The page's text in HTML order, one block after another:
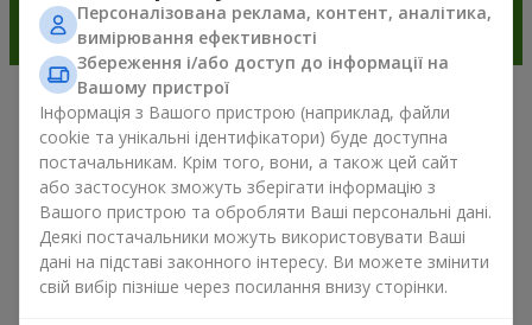
Чарівність ірисів у сучасній
флористиці м. Угорники
(Коломийський район)
Букет з ірисів — це універсальний вибір для подарунка до
будь-якого приводу. Адже він поєднує природну симетрію
пелюсток, вишукану красу і тренди весняної флористики.
Персоналізована реклама, контент, аналітика,
вимірювання ефективності
Збереження і/або доступ до інформації на
Вашому пристрої
Інформація з Вашого пристрою (наприклад, файли
cookie та унікальні ідентифікатори) буде доступна
постачальникам. Крім того, вони, а також цей сайт
або застосунок зможуть зберігати інформацію з
Вашого пристрою та обробляти Ваші персональні дані.
Деякі постачальники можуть використовувати Ваші
дані на підставі законного інтересу. Ви можете змінити
свій вибір пізніше через посилання внизу сторінки.